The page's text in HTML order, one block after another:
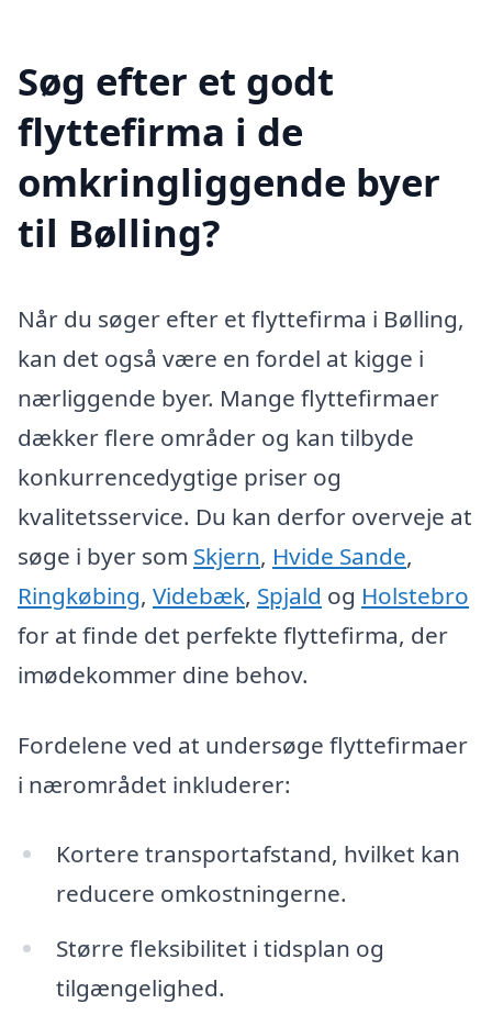
Søg efter et godt
flyttefirma i de
omkringliggende byer
til Bølling?
Når du søger efter et flyttefirma i Bølling,
kan det også være en fordel at kigge i
nærliggende byer. Mange flyttefirmaer
dækker flere områder og kan tilbyde
konkurrencedygtige priser og
kvalitetsservice. Du kan derfor overveje at
søge i byer som Skjern, Hvide Sande,
Ringkøbing, Videbæk, Spjald og Holstebro
for at finde det perfekte flyttefirma, der
imødekommer dine behov.
Fordelene ved at undersøge flyttefirmaer
i nærområdet inkluderer:
Kortere transportafstand, hvilket kan
reducere omkostningerne.
Større fleksibilitet i tidsplan og
tilgængelighed.